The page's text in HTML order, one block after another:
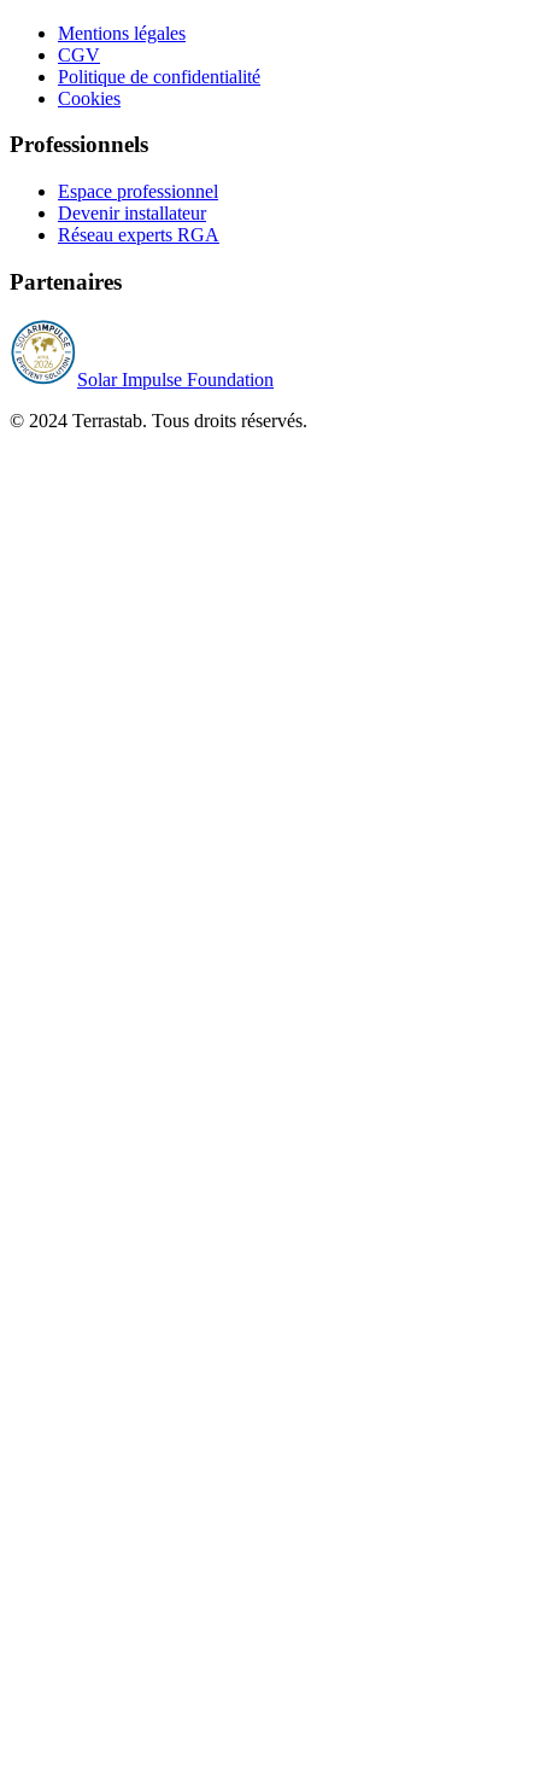
Mentions légales
CGV
Politique de confidentialité
Cookies
Professionnels
Espace professionnel
Devenir installateur
Réseau experts RGA
Partenaires
Solar Impulse Foundation
© 2024 Terrastab. Tous droits réservés.